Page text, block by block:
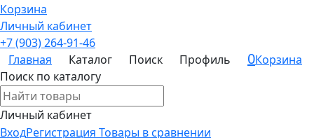
Корзина
Личный кабинет
+7 (903) 264-91-46
Главная
Каталог Поиск Профиль 0Корзина
Поиск по каталогу
Личный кабинет
ВходРегистрация Товары в сравнении